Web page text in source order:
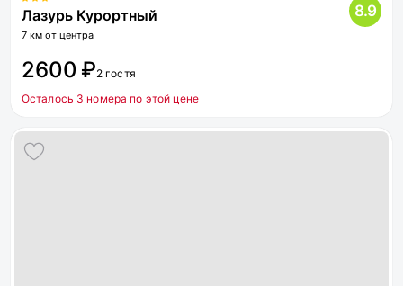
Лазурь Курортный
7 км от центра
8.9
2600 ₽2 гостя
Осталось 3 номера по этой цене